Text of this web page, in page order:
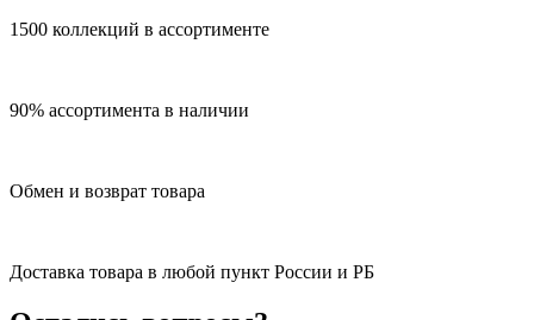
1500 коллекций в ассортименте
90% ассортимента в наличии
Обмен и возврат товара
Доставка товара в любой пункт России и РБ